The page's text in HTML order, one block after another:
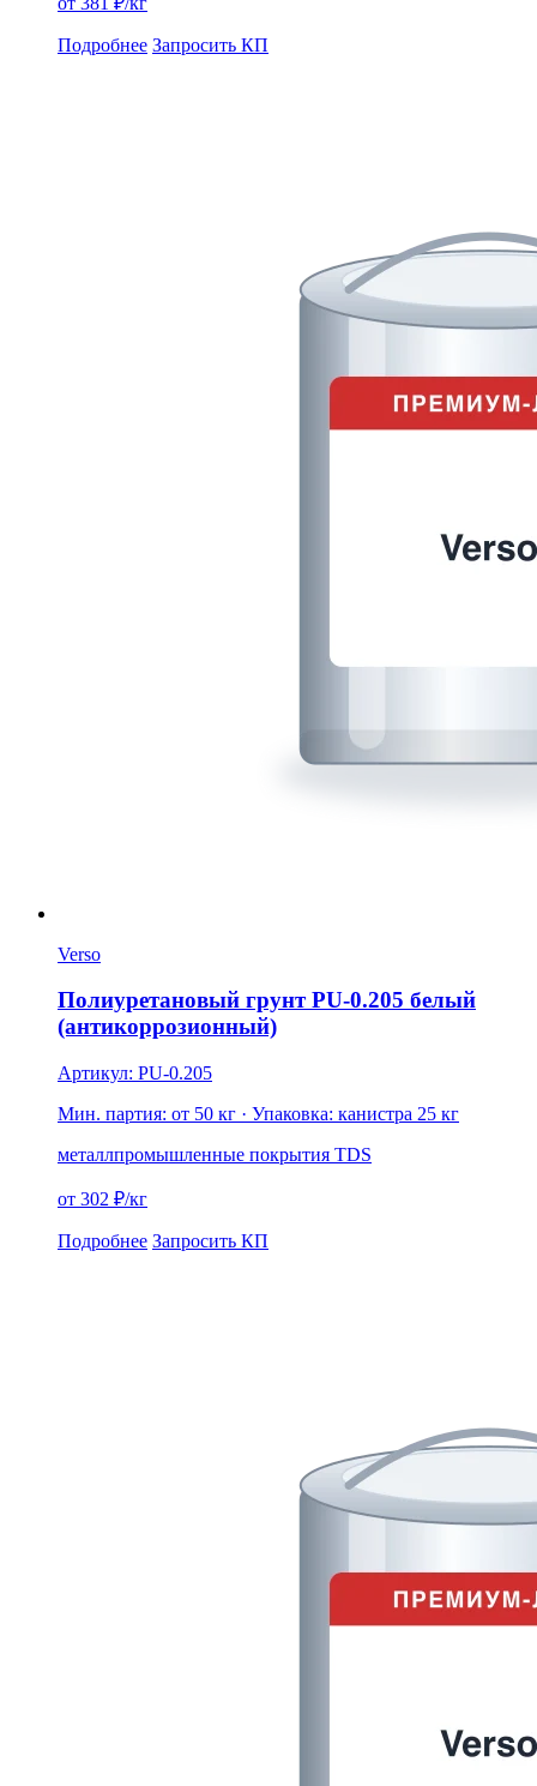
Подробнее Запросить КП
Verso
Полиуретановый грунт PU-0.205 белый
(антикоррозионный)
Артикул: PU-0.205
Мин. партия: от 50 кг · Упаковка: канистра 25 кг
металлпромышленные покрытия TDS
от 302 ₽/кг
Подробнее Запросить КП